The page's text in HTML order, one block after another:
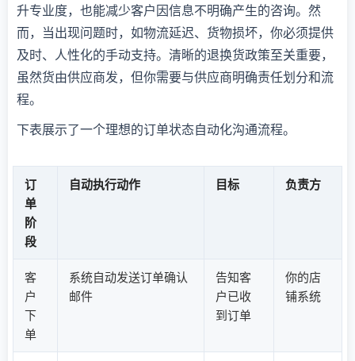
升专业度，也能减少客户因信息不明确产生的咨询。然
而，当出现问题时，如物流延迟、货物损坏，你必须提供
及时、人性化的手动支持。清晰的退换货政策至关重要，
虽然货由供应商发，但你需要与供应商明确责任划分和流
程。
下表展示了一个理想的订单状态自动化沟通流程。
订
单
阶
段
自动执行动作 目标 负责方
客
户
下
单
系统自动发送订单确认
邮件
告知客
户已收
到订单
你的店
铺系统